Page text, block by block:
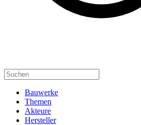
Bauwerke
Themen
Akteure
Hersteller